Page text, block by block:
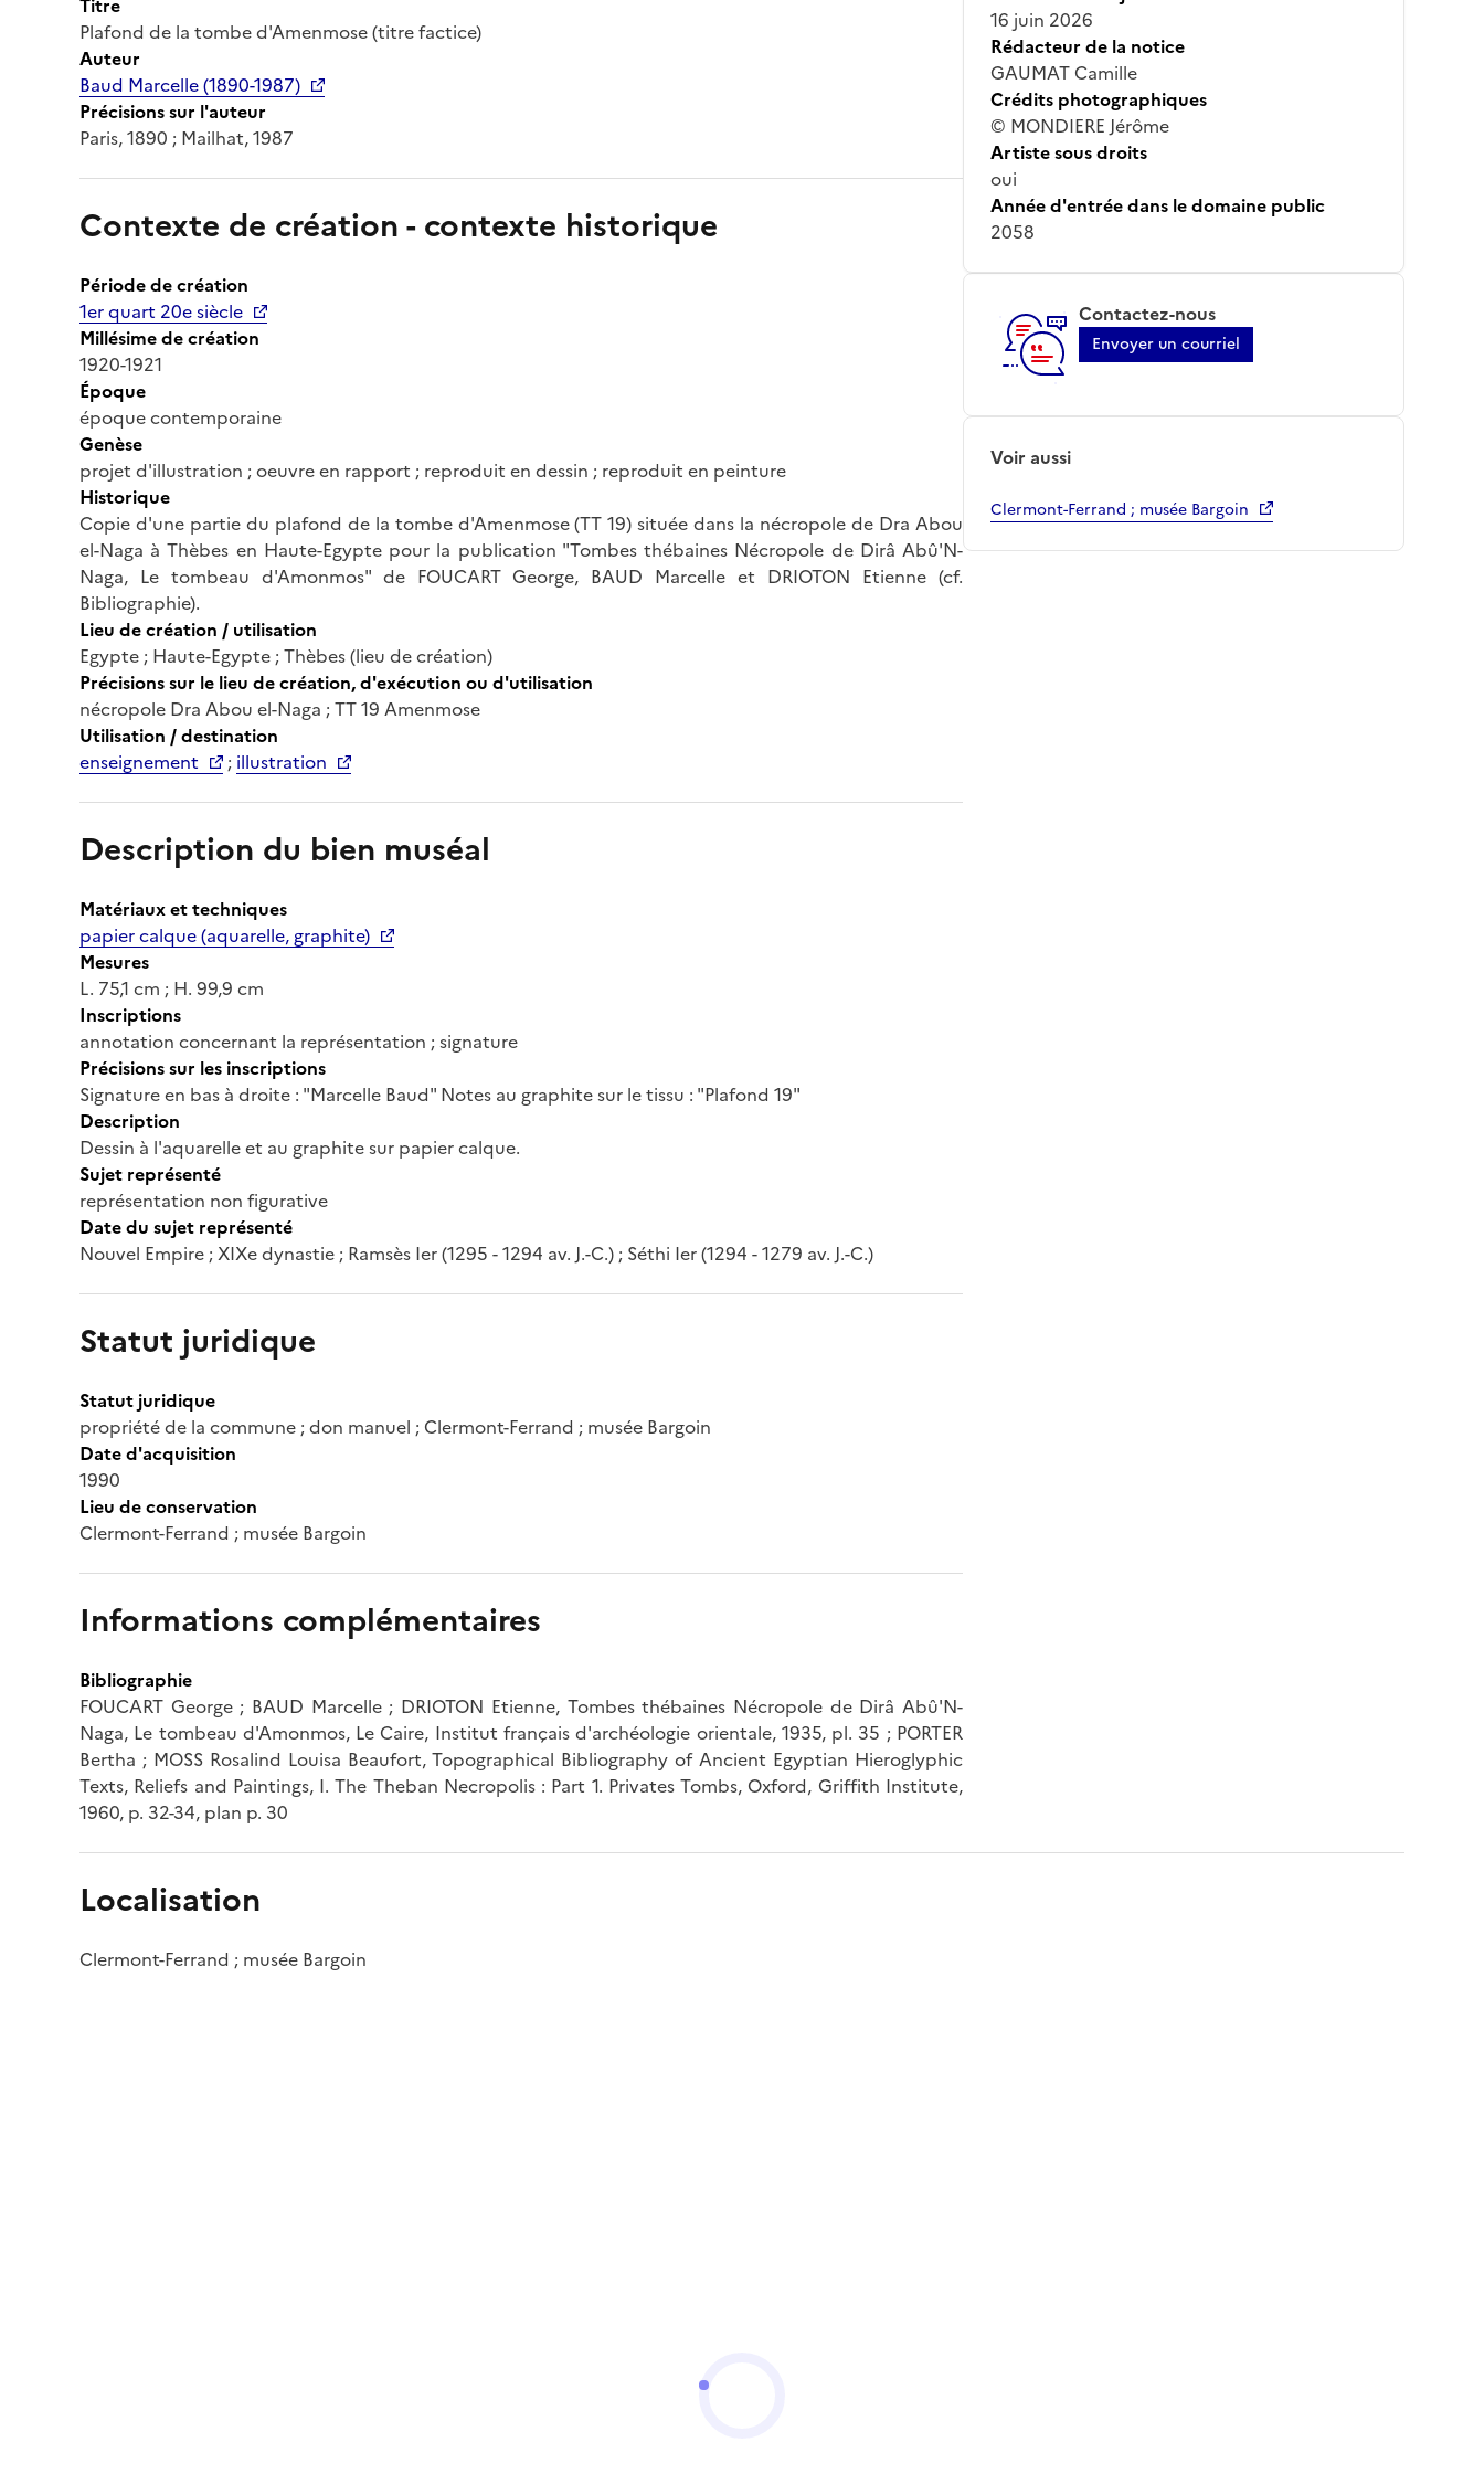
Plafond de la tombe d'Amenmose (titre factice)
Auteur
Baud Marcelle (1890-1987)
Précisions sur l'auteur
Paris, 1890 ; Mailhat, 1987
Contexte de création - contexte historique
Période de création
1er quart 20e siècle
Millésime de création
1920-1921
Époque
époque contemporaine
Genèse
projet d'illustration ; oeuvre en rapport ; reproduit en dessin ; reproduit en peinture
Historique
Copie d'une partie du plafond de la tombe d'Amenmose (TT 19) située dans la nécropole de Dra Abou
el-Naga à Thèbes en Haute-Egypte pour la publication "Tombes thébaines Nécropole de Dirâ Abû'N-
Naga, Le tombeau d'Amonmos" de FOUCART George, BAUD Marcelle et DRIOTON Etienne (cf.
Bibliographie).
Lieu de création / utilisation
Egypte ; Haute-Egypte ; Thèbes (lieu de création)
Précisions sur le lieu de création, d'exécution ou d'utilisation
nécropole Dra Abou el-Naga ; TT 19 Amenmose
Utilisation / destination
enseignement
; illustration
Description du bien muséal
Matériaux et techniques
papier calque (aquarelle, graphite)
Mesures
L. 75,1 cm ; H. 99,9 cm
Inscriptions
annotation concernant la représentation ; signature
Précisions sur les inscriptions
Signature en bas à droite : "Marcelle Baud" Notes au graphite sur le tissu : "Plafond 19"
Description
Dessin à l'aquarelle et au graphite sur papier calque.
Sujet représenté
représentation non figurative
Date du sujet représenté
Nouvel Empire ; XIXe dynastie ; Ramsès Ier (1295 - 1294 av. J.-C.) ; Séthi Ier (1294 - 1279 av. J.-C.)
Statut juridique
Statut juridique
propriété de la commune ; don manuel ; Clermont-Ferrand ; musée Bargoin
Date d'acquisition
1990
Lieu de conservation
Clermont-Ferrand ; musée Bargoin
Informations complémentaires
Bibliographie
FOUCART George ; BAUD Marcelle ; DRIOTON Etienne, Tombes thébaines Nécropole de Dirâ Abû'N-
Naga, Le tombeau d'Amonmos, Le Caire, Institut français d'archéologie orientale, 1935, pl. 35 ; PORTER
Bertha ; MOSS Rosalind Louisa Beaufort, Topographical Bibliography of Ancient Egyptian Hieroglyphic
Texts, Reliefs and Paintings, I. The Theban Necropolis : Part 1. Privates Tombs, Oxford, Griffith Institute,
1960, p. 32-34, plan p. 30
16 juin 2026
Rédacteur de la notice
GAUMAT Camille
Crédits photographiques
© MONDIERE Jérôme
Artiste sous droits
oui
Année d'entrée dans le domaine public
2058
Contactez-nous
Envoyer un courriel
Voir aussi
Clermont-Ferrand ; musée Bargoin
Localisation
Clermont-Ferrand ; musée Bargoin